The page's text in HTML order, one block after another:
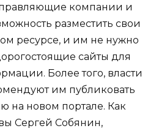
компании и
разместить свои
ресурсе, и им не нужно
сайты для
Более того, власти
им публиковать
на новом портале. Как
Сергей Собянин,